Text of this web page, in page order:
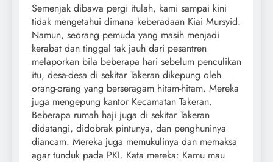
Semenjak dibawa pergi itulah, kami sampai kini
tidak mengetahui dimana keberadaan Kiai Mursyid.
Namun, seorang pemuda yang masih menjadi
kerabat dan tinggal tak jauh dari pesantren
melaporkan bila beberapa hari sebelum penculikan
itu, desa-desa di sekitar Takeran dikepung oleh
orang-orang yang berseragam hitam-hitam. Mereka
juga mengepung kantor Kecamatan Takeran.
Beberapa rumah haji juga di sekitar Takeran
didatangi, didobrak pintunya, dan penghuninya
diancam. Mereka juga memukulinya dan memaksa
agar tunduk pada PKI. Kata mereka: Kamu mau